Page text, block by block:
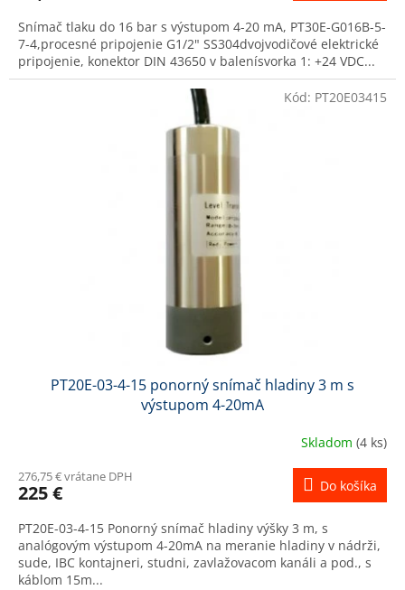
Snímač tlaku do 16 bar s výstupom 4-20 mA, PT30E-G016B-5-
7-4,procesné pripojenie G1/2" SS304dvojvodičové elektrické
pripojenie, konektor DIN 43650 v balenísvorka 1: +24 VDC...
PT20E-03-4-15 ponorný snímač hladiny 3 m s
výstupom 4-20mA
Skladom (4 ks)
276,75 € vrátane DPH
225 € Do košíka
PT20E-03-4-15 Ponorný snímač hladiny výšky 3 m, s
analógovým výstupom 4-20mA na meranie hladiny v nádrži,
sude, IBC kontajneri, studni, zavlažovacom kanáli a pod., s
káblom 15m...
Kód: PT20E03415